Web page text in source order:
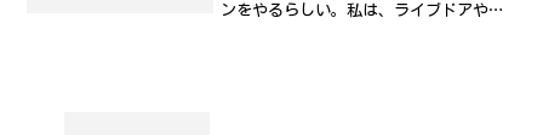
ンをやるらしい。私は、ライブドアや、